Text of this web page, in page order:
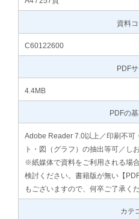
資料
C60122600
PDF
4.4MB
PDFの
Adobe Reader 7.0以上／印刷不可
ト・図（グラフ）の抽出等可／
※紙媒体で資料をご利用される場
検討ください。書籍版が無い【
もございますので、何卒ご了承くだ
カテ